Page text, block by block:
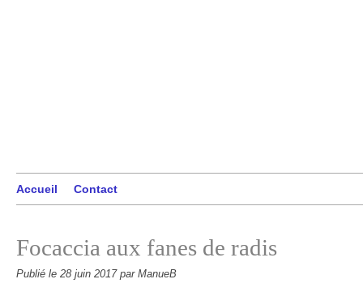
Accueil Contact
Focaccia aux fanes de radis
Publié le 28 juin 2017 par ManueB